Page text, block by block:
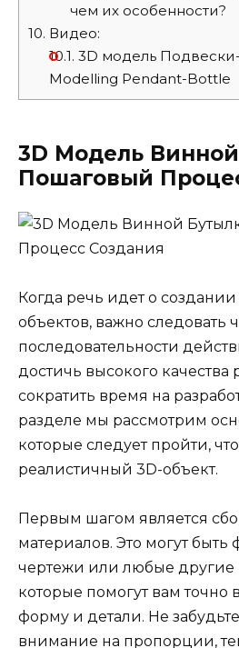
чем их особенности?
10. Видео:
10.1. 3D модель
Modelling Pendant-Bottle
3D Модель
Пошаговый
Когда речь идет о
объектов, важно следовать
последовательности
достичь высокого качества
сократить время на
разделе мы рассмотрим
которые следует пройти,
реалистичный 3D-объект.
Первым шагом является
материалов. Это могут быть
чертежи или любые другие
которые помогут вам точно
форму и детали. Не
внимание на пропорции,